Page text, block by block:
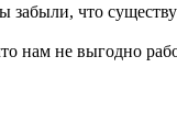
что
нам не выгодно